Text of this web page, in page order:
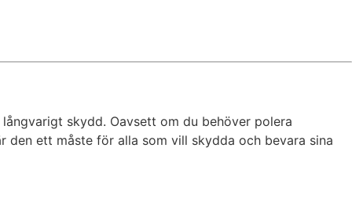
skydd. Oavsett om du behöver polera
den ett måste för alla som vill skydda och bevara sina